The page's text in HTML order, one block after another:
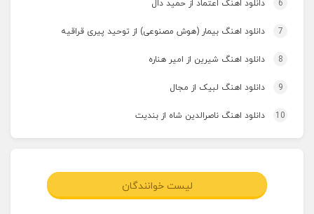
6 دانلود اهنگ اعتماد از حمید دال
7 دانلود اهنگ بیمار (هوش مصنوعی) از توحید پیری قراقیه
8 دانلود اهنگ شیرین از امیر هناره
9 دانلود اهنگ لبیک از مجال
10 دانلود اهنگ ناصرالدین شاه از بندیت
لیست خوانندگان